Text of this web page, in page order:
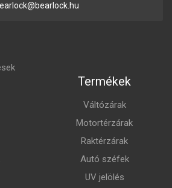
Termékek
Váltózárak
Motortérzárak
Raktérzárak
Autó széfek
UV jelölés